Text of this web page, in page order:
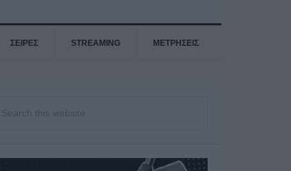
ΣΕΙΡΕΣ STREAMING ΜΕΤΡΗΣΕΙΣ